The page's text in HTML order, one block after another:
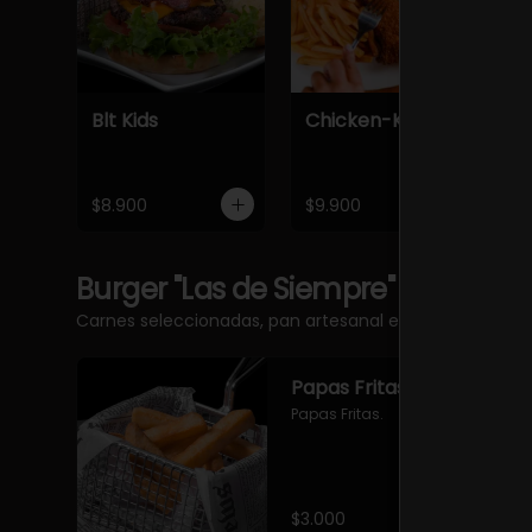
Blt Kids
$8.900
Chicken-Katsu
$9.900
Burger "Las de Siempre"
Carnes seleccionadas, pan artesanal e ingredientes
Papas Fritas
Papas Fritas.
$3.000